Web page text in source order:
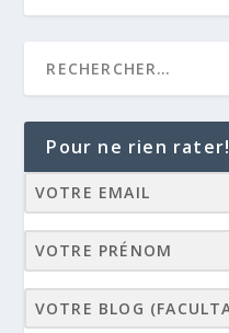
Pour ne rien rater!